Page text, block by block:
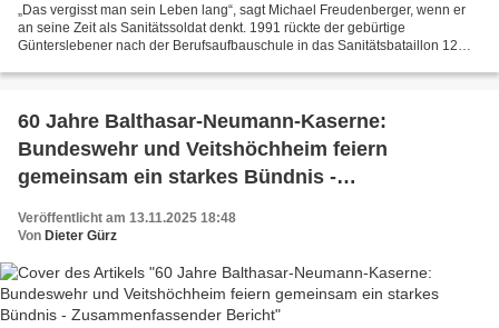
„Das vergisst man sein Leben lang“, sagt Michael Freudenberger, wenn er
an seine Zeit als Sanitätssoldat denkt. 1991 rückte der gebürtige
Günterslebener nach der Berufsaufbauschule in das Sanitätsbataillon 12
60 Jahre Balthasar-Neumann-Kaserne:
Bundeswehr und Veitshöchheim feiern
gemeinsam ein starkes Bündnis -
Veröffentlicht am 13.11.2025 18:48
Von Dieter Gürz